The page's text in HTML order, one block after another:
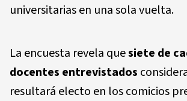
universitarias en una sola vuelta.
La encuesta revela quesiete de
docentes entrevistados
resultará electo en los comicios